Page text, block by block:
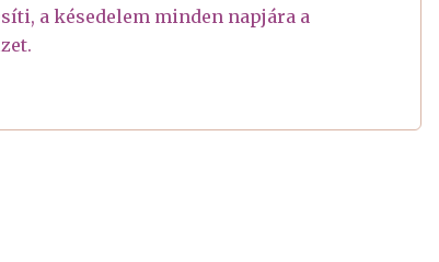
a késedelem minden napjára a